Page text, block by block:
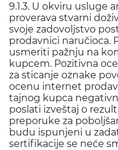
9.1.3. U okviru usluge
proverava stvarni
svoje zadovoljstvo
prodavnici naručioca.
usmeriti pažnju na
kupcem. Pozitivna
za sticanje oznake
ocenu internet
tajnog kupca
poslati izveštaj o
preporuke za
budu ispunjeni u
sertifikacije se neće